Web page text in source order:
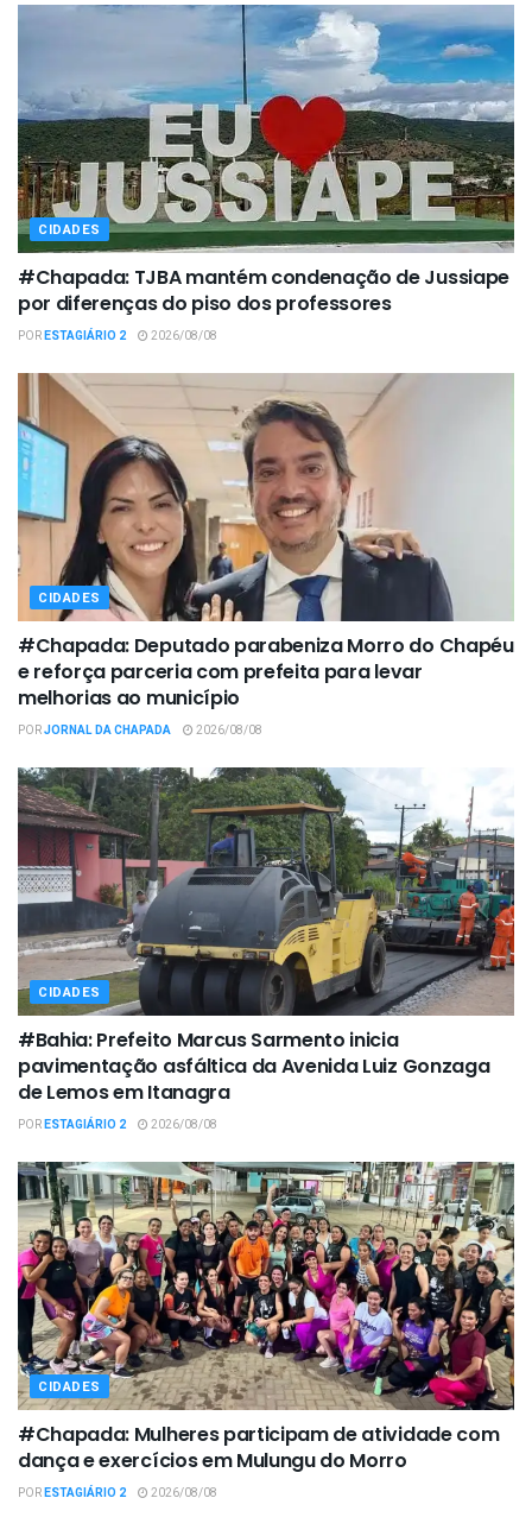
CIDADES
#Chapada: TJBA mantém condenação de Jussiape
por diferenças do piso dos professores
PORESTAGIÁRIO 2 2026/08/08
CIDADES
#Chapada: Deputado parabeniza Morro do Chapéu
e reforça parceria com prefeita para levar
melhorias ao município
PORJORNAL DA CHAPADA 2026/08/08
CIDADES
#Bahia: Prefeito Marcus Sarmento inicia
pavimentação asfáltica da Avenida Luiz Gonzaga
de Lemos em Itanagra
PORESTAGIÁRIO 2 2026/08/08
CIDADES
#Chapada: Mulheres participam de atividade com
dança e exercícios em Mulungu do Morro
PORESTAGIÁRIO 2 2026/08/08